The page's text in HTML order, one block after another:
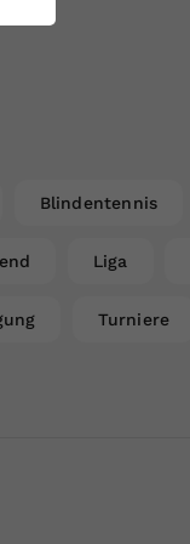
Blindentennis
Liga
Turniere